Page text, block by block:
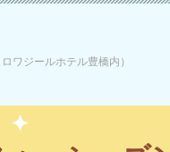
ワジールホテル豊橋内）